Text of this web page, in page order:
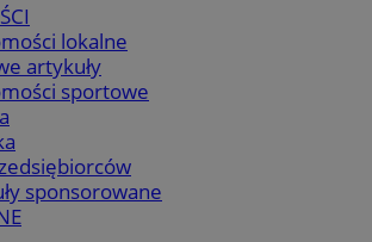
lokalne
artykuły
sportowe
sponsorowane